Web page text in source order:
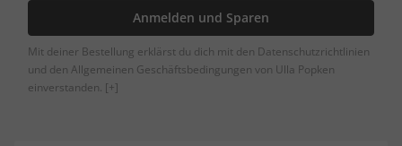
Anmelden und Sparen
Mit deiner Bestellung erklärst du dich mit den Datenschutzrichtlinien
und den Allgemeinen Geschäftsbedingungen von Ulla Popken
einverstanden. [+]